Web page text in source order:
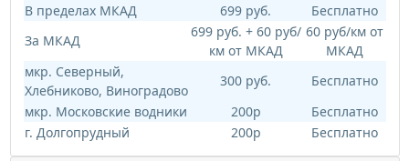
В пределах МКАД
699 руб.
Бесплатно
За МКАД
699 руб. + 60 руб/
км от МКАД
60 руб/км от
МКАД
мкр. Северный,
Хлебниково, Виноградово
300 руб.
Бесплатно
мкр. Московские водники
200р
Бесплатно
г. Долгопрудный
200р Бесплатно